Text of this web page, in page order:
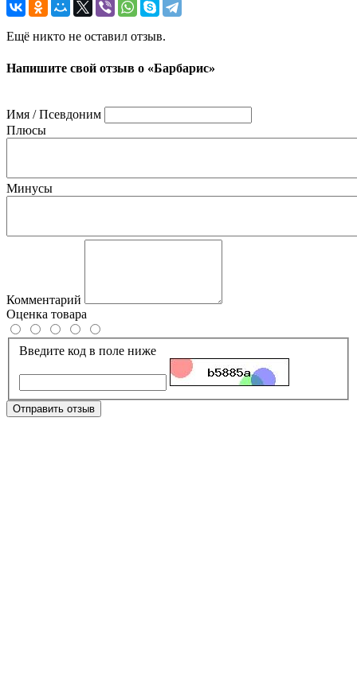
Ещё никто не оставил отзыв.
Напишите свой отзыв о «Барбарис»
Имя / Псевдоним
Плюсы
Минусы
Комментарий
Оценка товара
Введите код в поле ниже
Отправить отзыв